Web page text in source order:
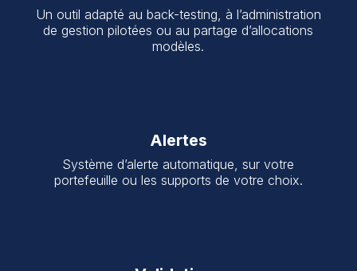
Un outil adapté au back-testing, à l’administration
de gestion pilotées ou au partage d’allocations
modèles.
Alertes
Système d’alerte automatique, sur votre
portefeuille ou les supports de votre choix.